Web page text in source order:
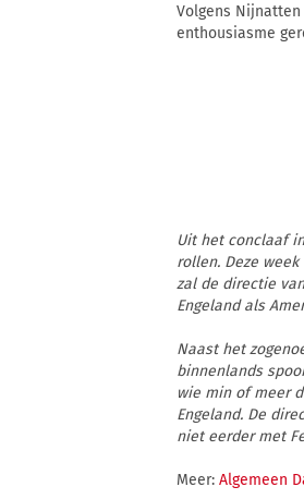
Volgens
enthousiasme
Uit het conclaaf
rollen. Deze
zal de directie
Engeland als
Naast het
binnenlands
wie min of meer
Engeland. De
niet eerder met
Meer: Algemeen